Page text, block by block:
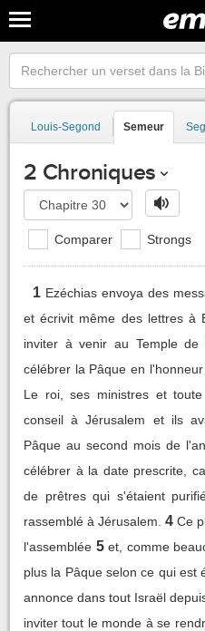
Louis-Segond Semeur
2 Chroniques
Comparer Strongs
1 Ezéchias envoya des
et écrivit même des lettres à
inviter à venir au Temple
célébrer la Pâque en
Le roi, ses ministres et
conseil à Jérusalem et ils
Pâque au second mois de
célébrer à la date prescrite,
de prêtres qui s'étaient
rassemblé à Jérusalem. 4 Ce
l'assemblée 5 et, comme
plus la Pâque selon ce qui est
annonce dans tout Israël
inviter tout le monde à se